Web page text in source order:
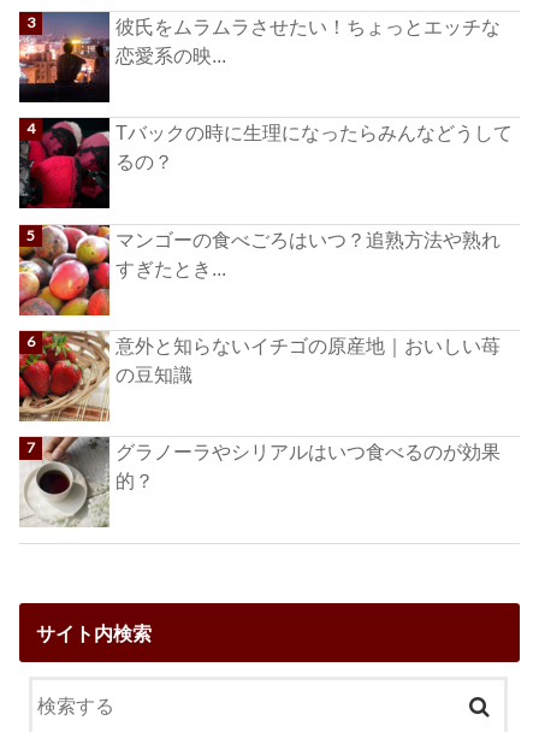
彼氏をムラムラさせたい！ちょっとエッチな
恋愛系の映...
Tバックの時に生理になったらみんなどうして
るの？
マンゴーの食べごろはいつ？追熟方法や熟れ
すぎたとき...
意外と知らないイチゴの原産地｜おいしい苺
の豆知識
グラノーラやシリアルはいつ食べるのが効果
的？
サイト内検索